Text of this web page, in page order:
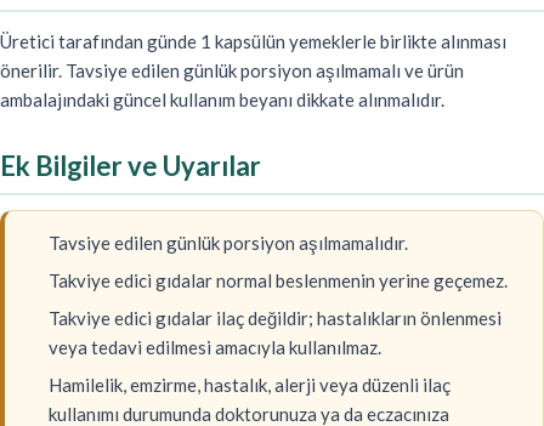
Üretici tarafından günde 1 kapsülün yemeklerle birlikte alınması
önerilir. Tavsiye edilen günlük porsiyon aşılmamalı ve ürün
ambalajındaki güncel kullanım beyanı dikkate alınmalıdır.
Ek Bilgiler ve Uyarılar
Tavsiye edilen günlük porsiyon aşılmamalıdır.
Takviye edici gıdalar normal beslenmenin yerine geçemez.
Takviye edici gıdalar ilaç değildir; hastalıkların önlenmesi
veya tedavi edilmesi amacıyla kullanılmaz.
Hamilelik, emzirme, hastalık, alerji veya düzenli ilaç
kullanımı durumunda doktorunuza ya da eczacınıza